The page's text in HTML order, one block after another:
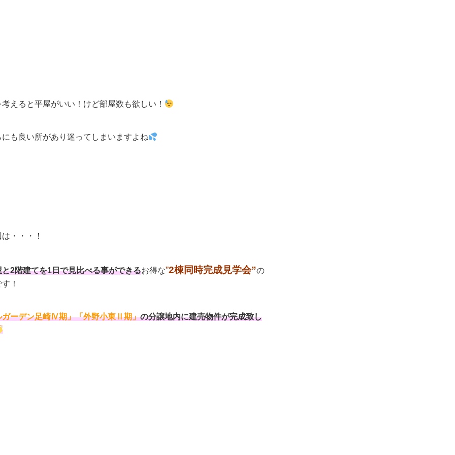
えると平屋がいい！けど部屋数も欲しい！
にも良い所があり迷ってしまいますよね
・・・！
と2階建てを1日で見比べる事ができるお得な”2棟同時完成見学会”の
！
ガーデン足崎Ⅳ期」「外野小東Ⅱ期」の分譲地内に建売物件が完成致し